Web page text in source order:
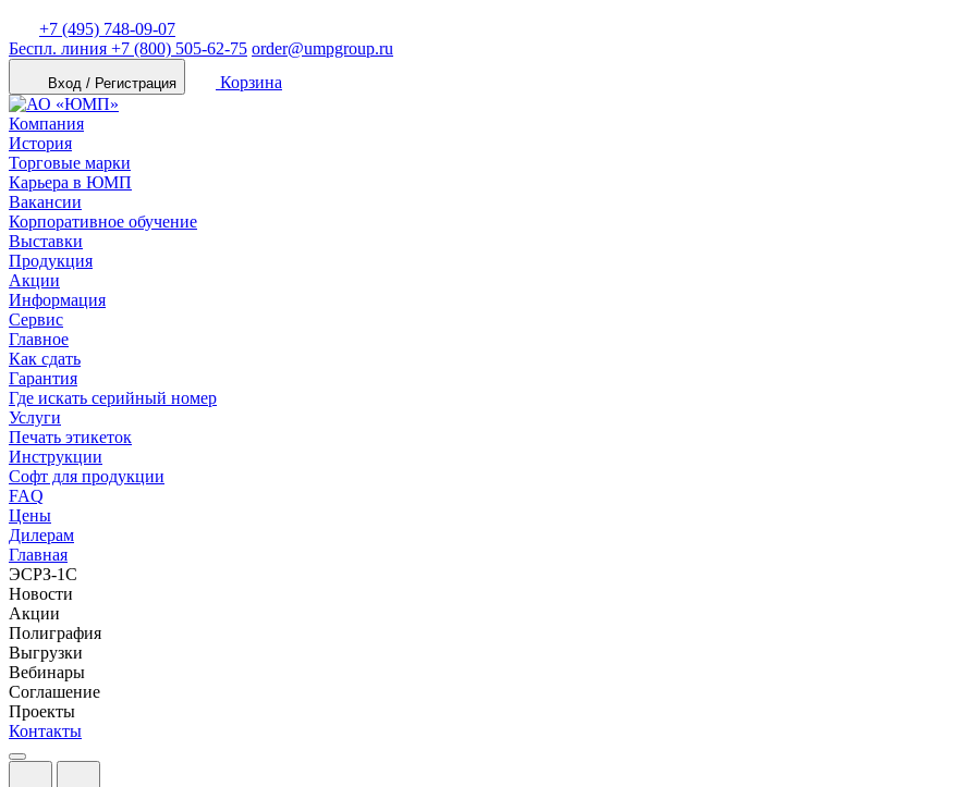
+7 (495) 748-09-07
Беспл. линия +7 (800) 505-62-75 order@umpgroup.ru
Вход / Регистрация Корзина
Компания
История
Торговые марки
Карьера в ЮМП
Вакансии
Корпоративное обучение
Выставки
Продукция
Акции
Информация
Сервис
Главное
Как сдать
Гарантия
Где искать серийный номер
Услуги
Печать этикеток
Инструкции
Софт для продукции
FAQ
Цены
Дилерам
Главная
ЭСРЗ-1С
Новости
Акции
Полиграфия
Выгрузки
Вебинары
Соглашение
Проекты
Контакты